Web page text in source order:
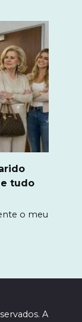
tudo
o meu
A